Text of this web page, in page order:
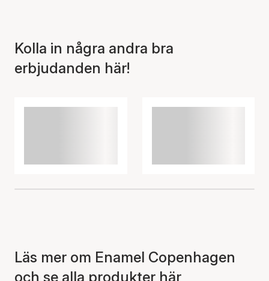
Kolla in några andra bra
erbjudanden här!
Läs mer om Enamel Copenhagen
och se alla produkter här